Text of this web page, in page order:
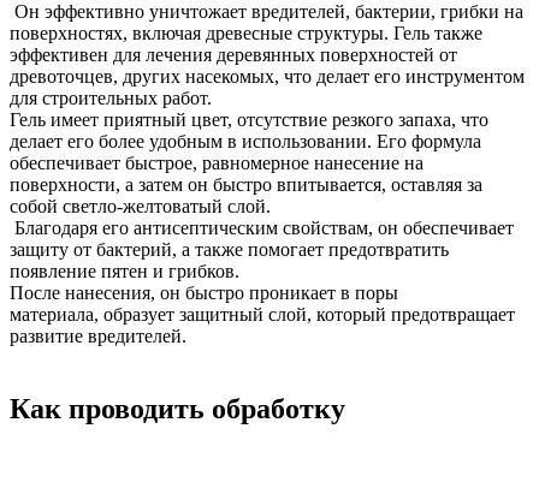
Он эффективно уничтожает вредителей, бактерии, грибки на
поверхностях, включая древесные структуры. Гель также
эффективен для лечения деревянных поверхностей от
древоточцев, других насекомых, что делает его инструментом
для строительных работ.
Гель имеет приятный цвет, отсутствие резкого запаха, что
делает его более удобным в использовании. Его формула
обеспечивает быстрое, равномерное нанесение на
поверхности, а затем он быстро впитывается, оставляя за
собой светло-желтоватый слой.
Благодаря его антисептическим свойствам, он обеспечивает
защиту от бактерий, а также помогает предотвратить
появление пятен и грибков.
После нанесения, он быстро проникает в поры
материала, образует защитный слой, который предотвращает
развитие вредителей.
Как проводить обработку